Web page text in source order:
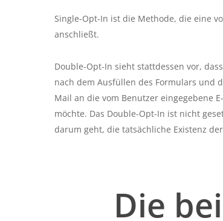
Single-Opt-In ist die Methode, die eine
anschließt.
Double-Opt-In sieht stattdessen vor,
nach dem Ausfüllen des Formulars und
Mail an die vom Benutzer eingegebene
möchte. Das Double-Opt-In ist nicht
darum geht, die tatsächliche Existenz
Die